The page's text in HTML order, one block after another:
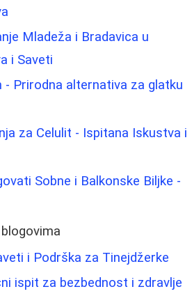
Mladeža i Bradavica u
i Saveti
- Prirodna alternativa za glatku
za Celulit - Ispitana Iskustva i
Sobne i Balkonske Biljke -
i Podrška za Tinejdžerke
ispit za bezbednost i zdravlje